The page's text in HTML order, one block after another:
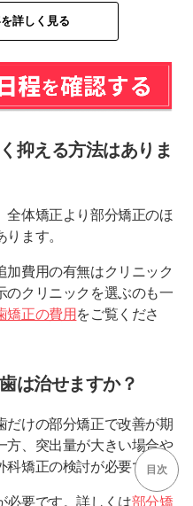
詳しく見る
抑える方法はありま
全体矯正より部分矯正のほ
ます。
加費用の有無はクリニック
のクリニックを選ぶのも一
矯正の費用 をご覧くださ
は治せますか？
だけの部分矯正で改善が期
方、突出量が大きい場合や
矯正の検討が必要です。
必要です。詳しくは部分矯
目次